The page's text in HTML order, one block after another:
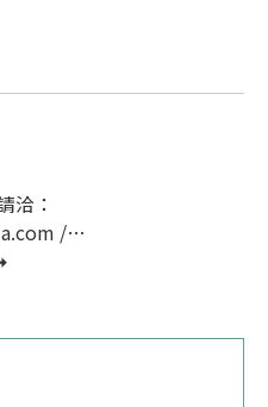
洽：
/